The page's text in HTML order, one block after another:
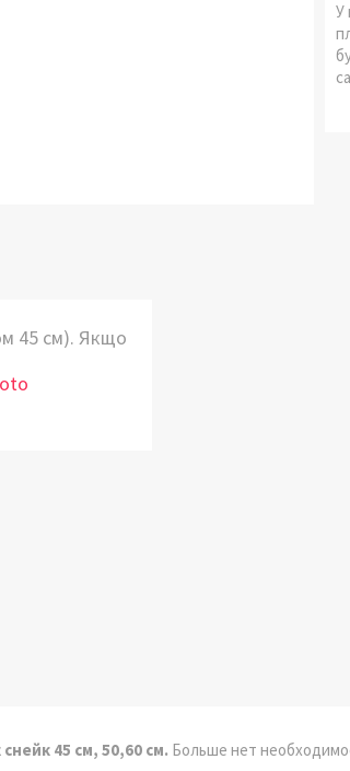
У
45 см). Якщо
45 см, 50,60 см. Больше нет